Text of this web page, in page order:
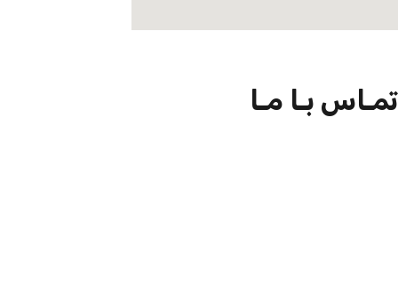
تمـاس بـا مـا